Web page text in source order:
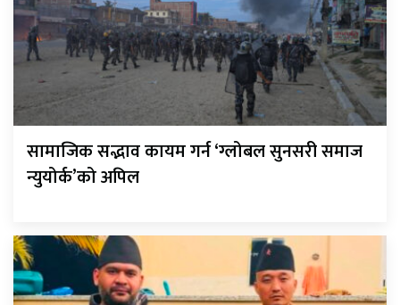
सामाजिक सद्भाव कायम गर्न ‘ग्लोबल सुनसरी समाज
न्युयोर्क’को अपिल